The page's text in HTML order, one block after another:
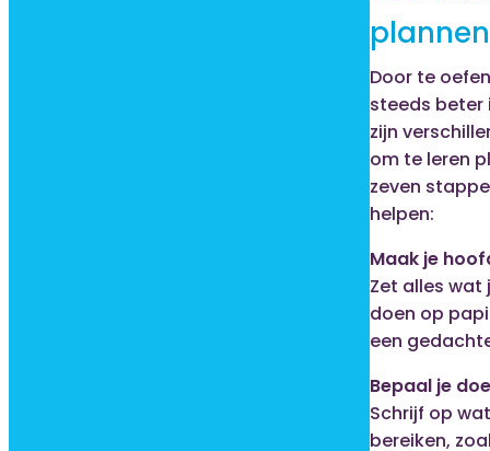
Door te
steeds beter
zijn
om te leren
zeven
helpen:
Maak je
Zet alles
doen op
een
Bepaal je
Schrijf op
bereiken,